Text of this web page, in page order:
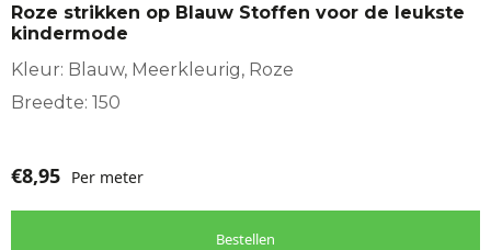
Roze strikken op Blauw Stoffen voor de leukste
kindermode
Kleur: Blauw, Meerkleurig, Roze
Breedte: 150
€8,95 Per meter
Bestellen